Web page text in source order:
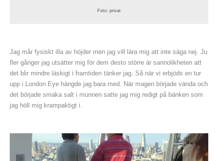
Foto: privat
Jag mår fysiskt illa av höjder men jag vill lära mig att inte säga nej. Ju
fler gånger jag utsätter mig för dem desto större är sannolikheten att
det blir mindre läskigt i framtiden tänker jag. Så när vi erbjöds en tur
upp i London Eye hängde jag bara med. När magen började vända och
det började smaka salt i munnen satte jag mig redigt på bänken som
jag höll mig krampaktigt i.